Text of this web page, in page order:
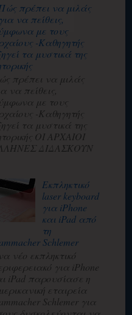
πρέπει να μιλάς
να πείθεις,
με τους
-Καθηγητής
τα μυστικά της
πρέπει να μιλάς
να πείθεις,
με τους
-Καθηγητής
τα μυστικά της
ΟΙ ΑΡΧΑΙΟΙ
ΔΙΔΑΣΚΟΥΝ
Εκπληκτικό
laser keyboard
για iPhone
και iPad από
τη
Schlemer
νέο εκπληκτικό
για iPhone
iPad παρουσίασε η
εταιρεία
Schlemer για